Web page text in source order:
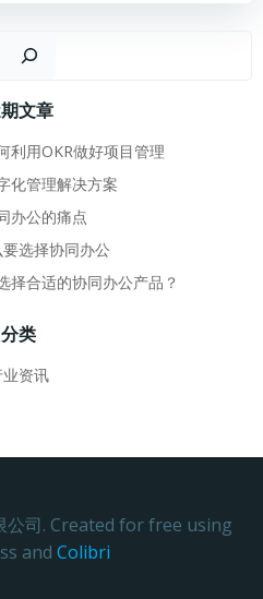
文章
利用OKR做好项目管理
化管理解决方案
办公的痛点
选择协同办公
择合适的协同办公产品？
分类
资讯
公司. Created for free using
and Colibri